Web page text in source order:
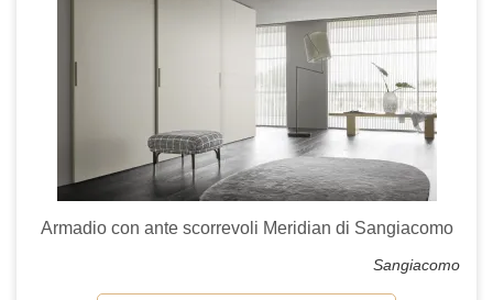
Armadio con ante scorrevoli Meridian di Sangiacomo
Sangiacomo